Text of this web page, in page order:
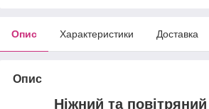
Опис Характеристики Доставка
Опис
Ніжний та